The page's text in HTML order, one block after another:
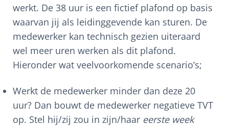
werkt. De 38 uur is een fictief plafond op basis
waarvan jij als leidinggevende kan sturen. De
medewerker kan technisch gezien uiteraard
wel meer uren werken als dit plafond.
Hieronder wat veelvoorkomende scenario’s;
Werkt de medewerker minder dan deze 20
uur? Dan bouwt de medewerker negatieve TVT
op. Stel hij/zij zou in zijn/haar eerste week